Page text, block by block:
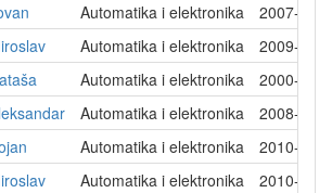
Automatika i elektronika
2007-10-
Automatika i elektronika
2009-03-
Automatika i elektronika
2000-10-
Automatika i elektronika
2008-03-
Automatika i elektronika
2010-07-
Automatika i elektronika
2010-10-